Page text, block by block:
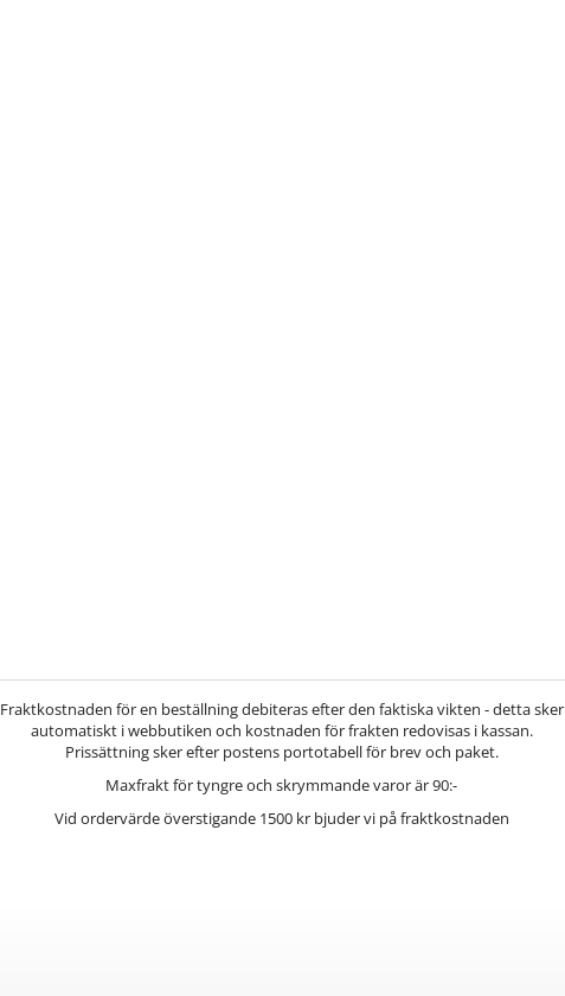
Fraktkostnaden för en beställning debiteras efter den faktiska vikten - detta sker
automatiskt i webbutiken och kostnaden för frakten redovisas i kassan.
Prissättning sker efter postens portotabell för brev och paket.
Maxfrakt för tyngre och skrymmande varor är 90:-
Vid ordervärde överstigande 1500 kr bjuder vi på fraktkostnaden